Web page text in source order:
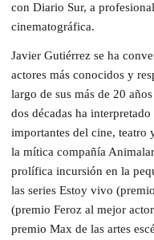
con Diario Sur, a
cinematográfica.
Javier Gutiérrez se ha
actores más conocidos y
largo de sus más de 20
dos décadas ha
importantes del cine, teatro
la mítica compañía
prolífica incursión en la
las series Estoy vivo (premio
(premio Feroz al mejor
premio Max de las artes